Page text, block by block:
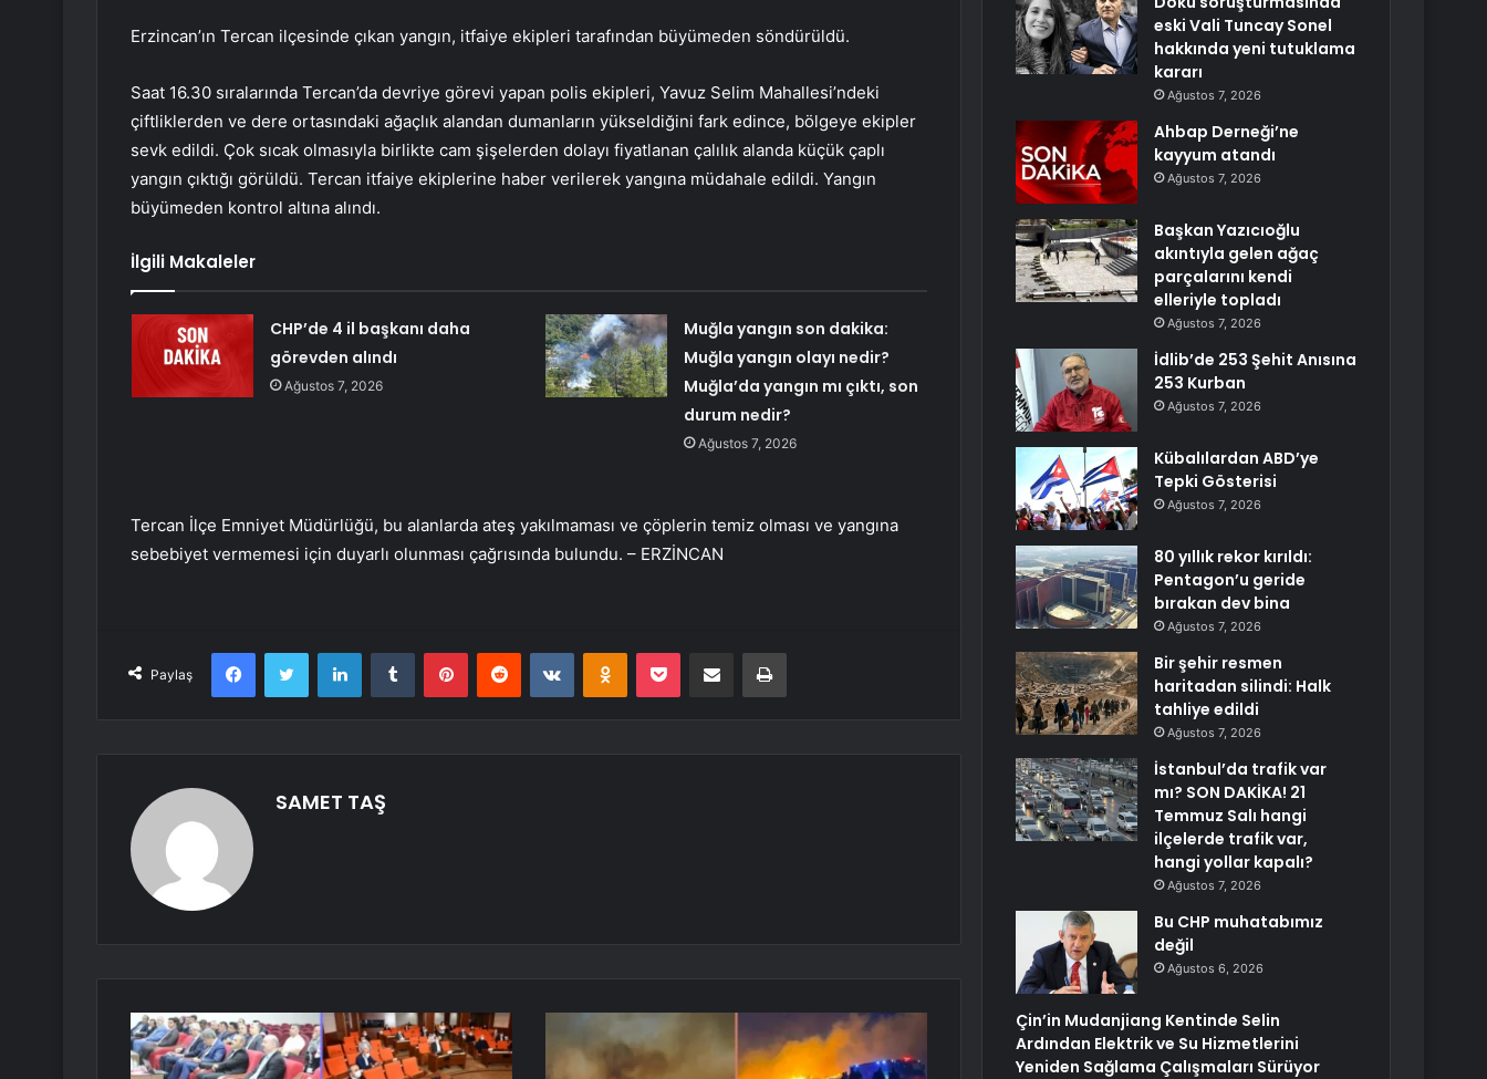
Erzincan’ın Tercan ilçesinde çıkan yangın, itfaiye ekipleri tarafından büyümeden söndürüldü.
Saat 16.30 sıralarında Tercan’da devriye görevi yapan polis ekipleri, Yavuz Selim Mahallesi’ndeki
çiftliklerden ve dere ortasındaki ağaçlık alandan dumanların yükseldiğini fark edince, bölgeye ekipler
sevk edildi. Çok sıcak olmasıyla birlikte cam şişelerden dolayı fiyatlanan çalılık alanda küçük çaplı
yangın çıktığı görüldü. Tercan itfaiye ekiplerine haber verilerek yangına müdahale edildi. Yangın
büyümeden kontrol altına alındı.
İlgili Makaleler
CHP’de 4 il başkanı daha
görevden alındı
Ağustos 7, 2026
Muğla yangın son dakika:
Muğla yangın olayı nedir?
Muğla’da yangın mı çıktı, son
durum nedir?
Ağustos 7, 2026
Tercan İlçe Emniyet Müdürlüğü, bu alanlarda ateş yakılmaması ve çöplerin temiz olması ve yangına
sebebiyet vermemesi için duyarlı olunması çağrısında bulundu. – ERZİNCAN
Paylaş
FacebookTwitter LinkedInTumblr PinterestReddit VKontakteOdnoklassniki
Pocket E-Posta ile paylaş Yazdır
SAMET TAŞ
eski Vali Tuncay Sonel
hakkında yeni tutuklama
kararı
Ağustos 7, 2026
Ahbap Derneği’ne
kayyum atandı
Ağustos 7, 2026
Başkan Yazıcıoğlu
akıntıyla gelen ağaç
parçalarını kendi
elleriyle topladı
Ağustos 7, 2026
İdlib’de 253 Şehit Anısına
253 Kurban
Ağustos 7, 2026
Kübalılardan ABD’ye
Tepki Gösterisi
Ağustos 7, 2026
80 yıllık rekor kırıldı:
Pentagon’u geride
bırakan dev bina
Ağustos 7, 2026
Bir şehir resmen
haritadan silindi: Halk
tahliye edildi
Ağustos 7, 2026
İstanbul’da trafik var
mı? SON DAKİKA! 21
Temmuz Salı hangi
ilçelerde trafik var,
hangi yollar kapalı?
Ağustos 7, 2026
Bu CHP muhatabımız
değil
Ağustos 6, 2026
Çin’in Mudanjiang Kentinde Selin
Ardından Elektrik ve Su Hizmetlerini
Yeniden Sağlama Çalışmaları Sürüyor